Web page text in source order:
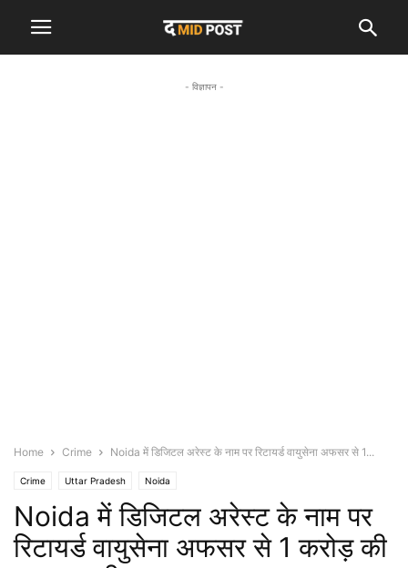
- विज्ञापन -
Home Crime Noida में डिजिटल अरेस्ट के नाम पर रिटायर्ड वायुसेना अफसर से 1...
Crime Uttar Pradesh Noida
Noida में डिजिटल अरेस्ट के नाम पर
रिटायर्ड वायुसेना अफसर से 1 करोड़ की